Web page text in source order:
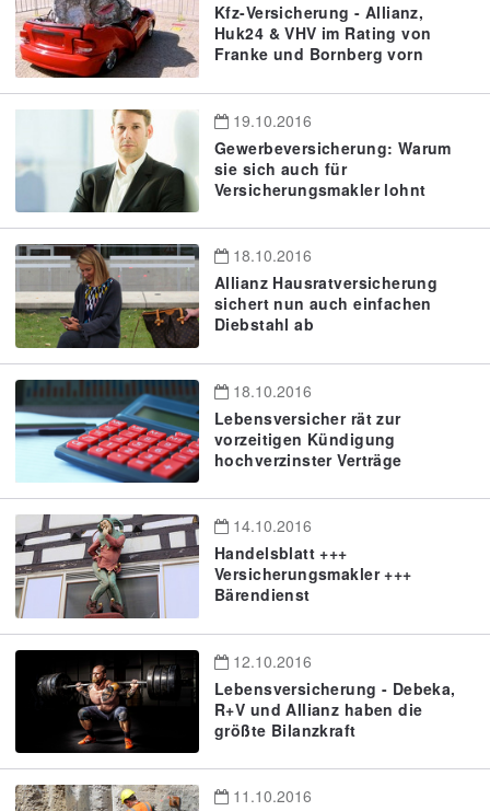
Kfz-Versicherung - Allianz,
Huk24 & VHV im Rating von
Franke und Bornberg vorn
19.10.2016
Gewerbeversicherung: Warum
sie sich auch für
Versicherungsmakler lohnt
18.10.2016
Allianz Hausratversicherung
sichert nun auch einfachen
Diebstahl ab
18.10.2016
Lebensversicher rät zur
vorzeitigen Kündigung
hochverzinster Verträge
14.10.2016
Handelsblatt +++
Versicherungsmakler +++
Bärendienst
12.10.2016
Lebensversicherung - Debeka,
R+V und Allianz haben die
größte Bilanzkraft
11.10.2016